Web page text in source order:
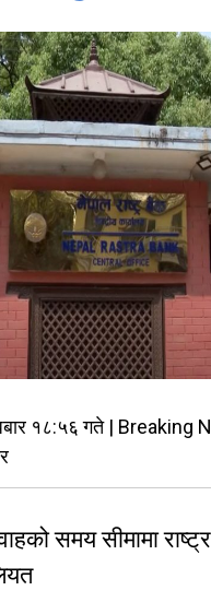
१८:५६ गते | Breaking
समय सीमामा